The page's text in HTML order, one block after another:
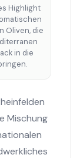
Highlight
Oliven, die
in die
Mischung